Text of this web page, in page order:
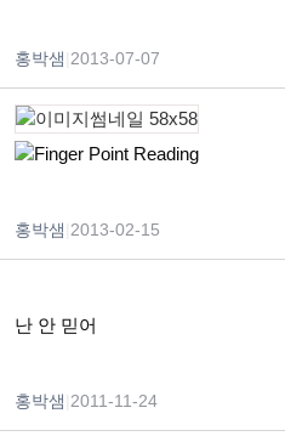
홍박샘 2013-07-07
Finger Point Reading
홍박샘 2013-02-15
난 안 믿어
홍박샘 2011-11-24